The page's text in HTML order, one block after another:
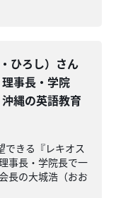
ひろし）さん
理事長・学院
縄の英語教育
できる『レキオス
事長・学院長で一
長の大城浩（おお